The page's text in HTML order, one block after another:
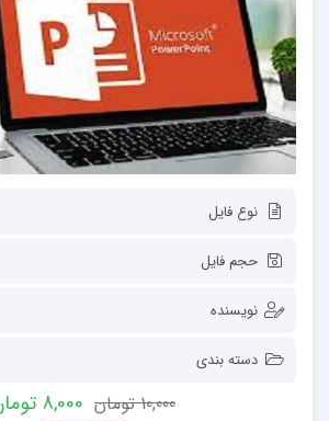
نوع فایل
حجم فایل
نویسنده
دسته بندی
10,000 تومان 8,000 تومان